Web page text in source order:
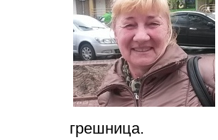
грешница.